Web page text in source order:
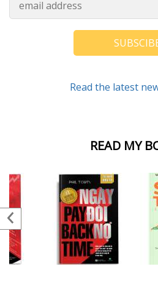
READ MY
Read the latest